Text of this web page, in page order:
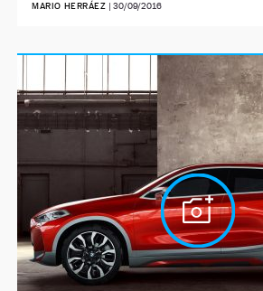
MARIO HERRÁEZ | 30/09/2016